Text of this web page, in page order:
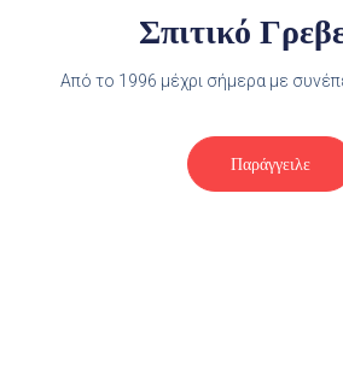
Σπιτικό
Από το 1996 μέχρι σήμερα με
Παράγγειλε